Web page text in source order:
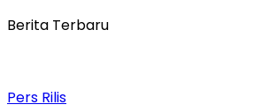
Berita Terbaru
Pers Rilis